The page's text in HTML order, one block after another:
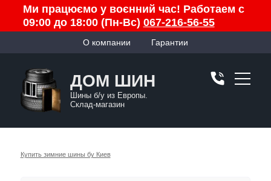
Ми працюємо у воєнний час! Работаем с
09:00 до 18:00 (Пн-Вс) 067-216-56-55
О компании Гарантии
ДОМ ШИН
Шины б/у из Европы.
Склад-магазин
Купить зимние шины бу Киев